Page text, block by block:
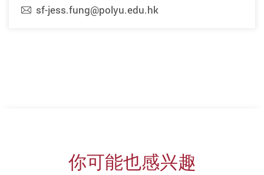
sf-jess.fung@polyu.edu.hk
你可能也感兴趣